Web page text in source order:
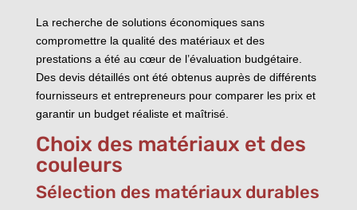
La recherche de solutions économiques sans
compromettre la qualité des matériaux et des
prestations a été au cœur de l’évaluation budgétaire.
Des devis détaillés ont été obtenus auprès de différents
fournisseurs et entrepreneurs pour comparer les prix et
garantir un budget réaliste et maîtrisé.
Choix des matériaux et des
couleurs
Sélection des matériaux durables